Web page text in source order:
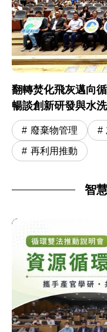
翻轉焚化飛灰邁向循環經濟 環境部
暢談創新研發與水
廢棄物管理
再利用推動
智